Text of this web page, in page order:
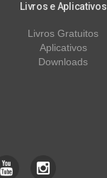
Livros e Aplicativos
Livros Gratuitos
Aplicativos
Downloads